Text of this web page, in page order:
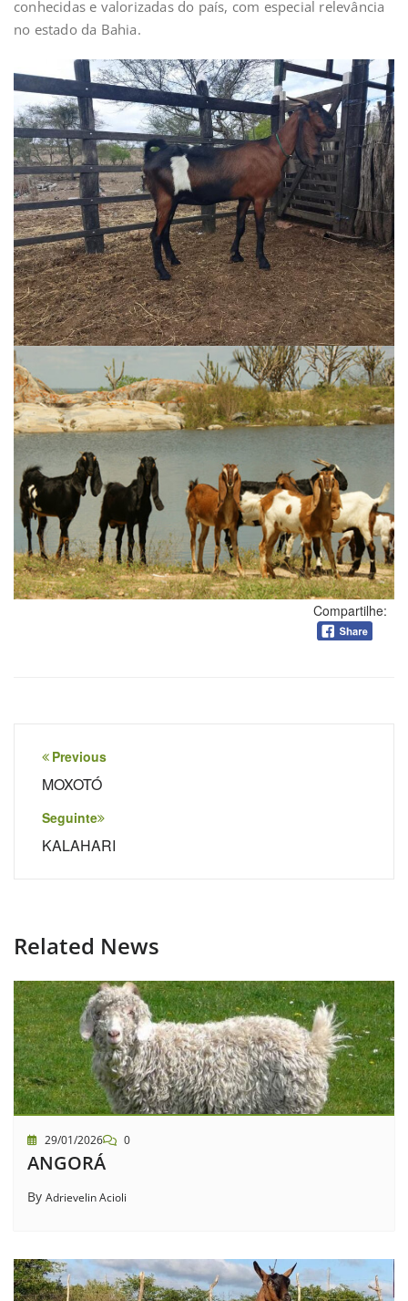
conhecidas e valorizadas do país, com especial relevância
no estado da Bahia.
Compartilhe:
Navegação
de
Post
Previous
MOXOTÓ
Seguinte
KALAHARI
Related News
29/01/2026 0
ANGORÁ
By Adrievelin Acioli